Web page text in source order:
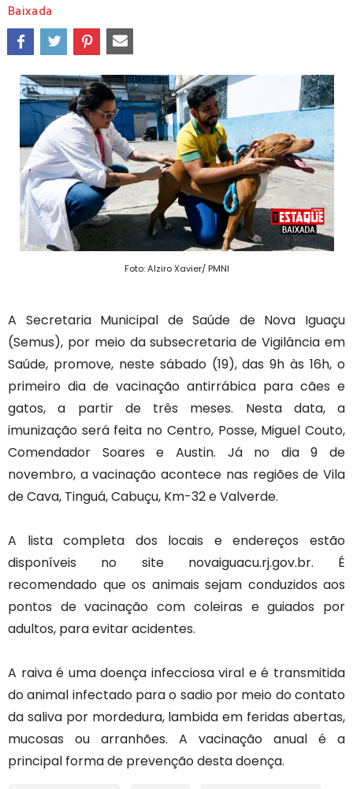
Baixada
Foto: Alziro Xavier/ PMNI
A Secretaria Municipal de Saúde de Nova Iguaçu
(Semus), por meio da subsecretaria de Vigilância em
Saúde, promove, neste sábado (19), das 9h às 16h, o
primeiro dia de vacinação antirrábica para cães e
gatos, a partir de três meses. Nesta data, a
imunização será feita no Centro, Posse, Miguel Couto,
Comendador Soares e Austin. Já no dia 9 de
novembro, a vacinação acontece nas regiões de Vila
de Cava, Tinguá, Cabuçu, Km-32 e Valverde.
A lista completa dos locais e endereços estão
disponíveis no site novaiguacu.rj.gov.br. É
recomendado que os animais sejam conduzidos aos
pontos de vacinação com coleiras e guiados por
adultos, para evitar acidentes.
A raiva é uma doença infecciosa viral e é transmitida
do animal infectado para o sadio por meio do contato
da saliva por mordedura, lambida em feridas abertas,
mucosas ou arranhões. A vacinação anual é a
principal forma de prevenção desta doença.